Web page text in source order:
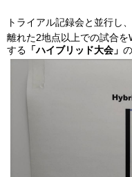
トライアル記録会と並行し
離れた2地点以上での試合
する 「ハイブリッド大会」